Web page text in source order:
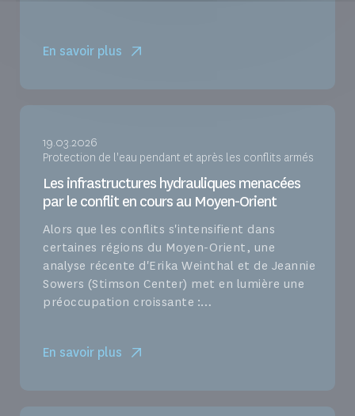
En savoir plus
19.03.2026
Protection de l'eau pendant et après les conflits armés
Les infrastructures hydrauliques menacées
par le conflit en cours au Moyen-Orient
Alors que les conflits s'intensifient dans
certaines régions du Moyen-Orient, une
analyse récente d'Erika Weinthal et de Jeannie
Sowers (Stimson Center) met en lumière une
préoccupation croissante :…
En savoir plus